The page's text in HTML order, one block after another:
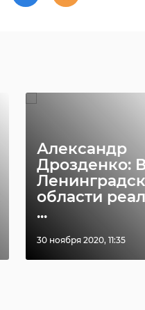
Александр
Дрозденко:
области
...
30 ноября 2020, 11:35